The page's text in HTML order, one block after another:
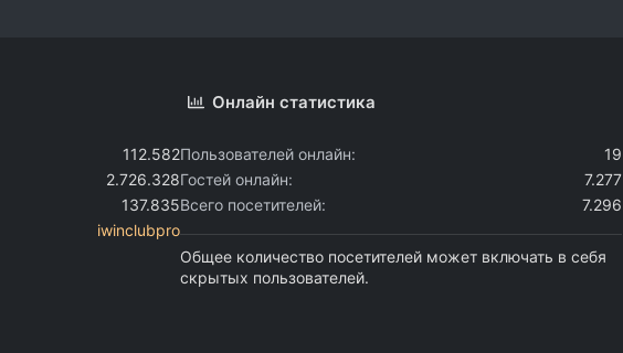
112.582
2.726.328
137.835
iwinclubpro
Онлайн статистика
Пользователей онлайн
19
Гостей онлайн
7.277
Всего посетителей
7.296
Общее количество посетителей может включать в себя
скрытых пользователей.